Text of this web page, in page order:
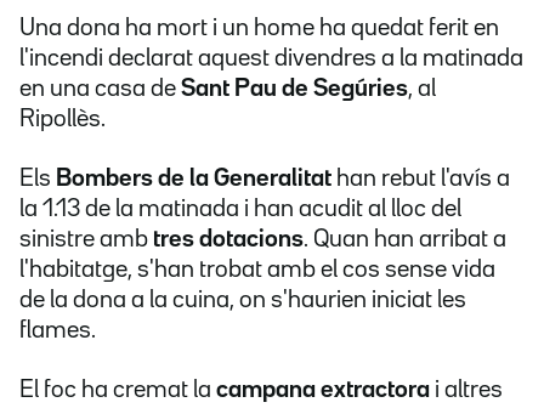
Una dona ha mort i un home ha quedat ferit en
l'incendi declarat aquest divendres a la matinada
en una casa de Sant Pau de Segúries, al
Ripollès.
Els Bombers de la Generalitat han rebut l'avís a
la 1.13 de la matinada i han acudit al lloc del
sinistre amb tres dotacions. Quan han arribat a
l'habitatge, s'han trobat amb el cos sense vida
de la dona a la cuina, on s'haurien iniciat les
flames.
El foc ha cremat la campana extractora i altres